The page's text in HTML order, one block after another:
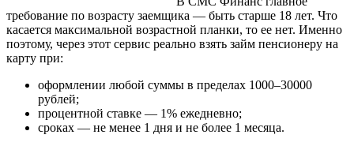
требование по возрасту заемщика — быть старше 18 лет. Что
касается максимальной возрастной планки, то ее нет. Именно
поэтому, через этот сервис реально взять займ пенсионеру на
карту при:
оформлении любой суммы в пределах 1000–30000
рублей;
процентной ставке — 1% ежедневно;
сроках — не менее 1 дня и не более 1 месяца.